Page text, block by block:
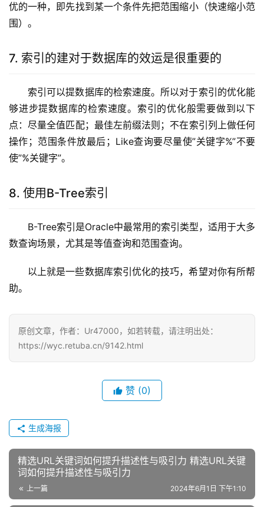
优的一种，即先找到某一个条件先把范围缩小（快速缩小范
围）。
7. 索引的建对于数据库的效运是很重要的
索引可以提数据库的检索速度。所以对于索引的优化能
够进步提数据库的检索速度。索引的优化般需要做到以下
点：尽量全值匹配；最佳左前缀法则；不在索引列上做任何
操作；范围条件放最后；Like查询要尽量使”关键字%”不要
使”%关键字”。
8. 使用B-Tree索引
B-Tree索引是Oracle中最常用的索引类型，适用于大多
数查询场景，尤其是等值查询和范围查询。
以上就是一些数据库索引优化的技巧，希望对你有所帮
助。
原创文章，作者：Ur47000，如若转载，请注明出处：
https://wyc.retuba.cn/9142.html
赞 (0)
生成海报
精选URL关键词如何提升描述性与吸引力 精选URL关键
词如何提升描述性与吸引力
上一篇 2024年6月1日 下午1:10